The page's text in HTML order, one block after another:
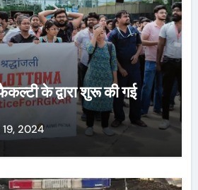
के द्वारा शुरू की गई
2024